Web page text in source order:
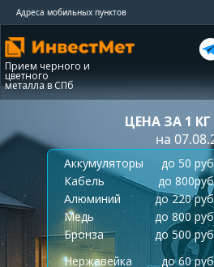
Адреса мобильных пунктов
Прием черного и
цветного
металла в СПб
ЦЕНА ЗА 1
на
Аккумуляторы
до 50
Кабель
до
Алюминий
до 220
Медь
до 800
Бронза
до 500
Нержавейка
до 60